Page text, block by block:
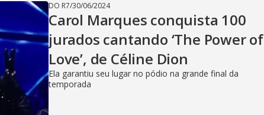
DO R7/30/06/2024
Carol Marques conquista 100
jurados cantando ‘The Power of
Love’, de Céline Dion
Ela garantiu seu lugar no pódio na grande final da
temporada